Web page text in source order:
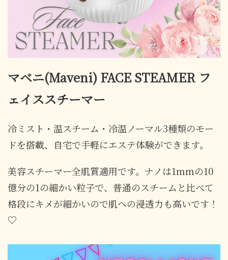
マベニ(Maveni) FACE STEAMER フ
ェイススチーマー
冷ミスト・温スチーム・冷温ノーマル3種類のモー
ドを搭載、
自宅で手軽にエステ体験ができます。
美容スチーマー全肌質適用です。ナノは1mmの10
億分の1の細かい粒子で、 普通のスチームと比べて
格段にキメが細かいので肌への浸透力も高いです！
♡